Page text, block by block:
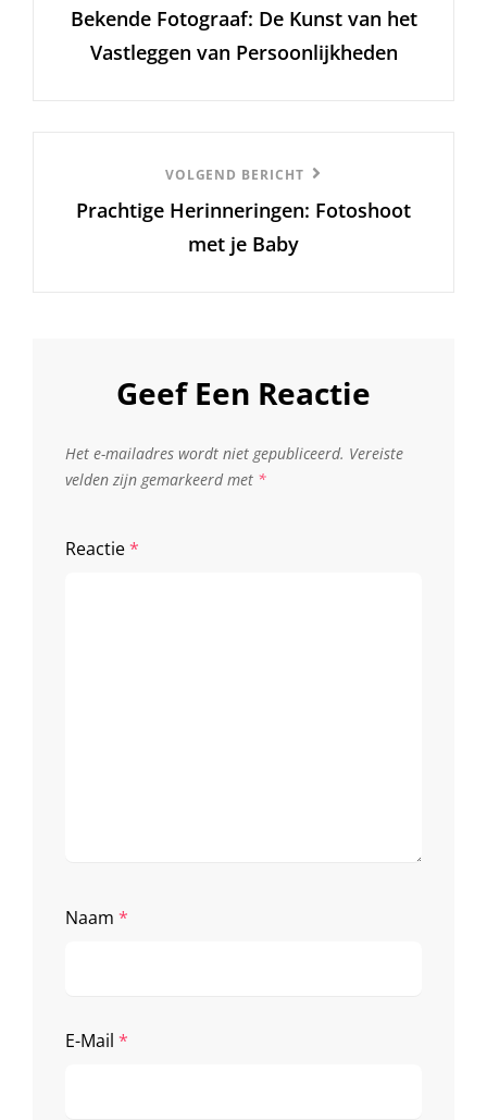
bericht
Bekende Fotograaf: De Kunst van het
Vastleggen van Persoonlijkheden
Bericht
VOLGEND BERICHT
Prachtige Herinneringen: Fotoshoot
met je Baby
Geef Een Reactie
Het e-mailadres wordt niet gepubliceerd. Vereiste
velden zijn gemarkeerd met *
Reactie*
Naam *
E-Mail *